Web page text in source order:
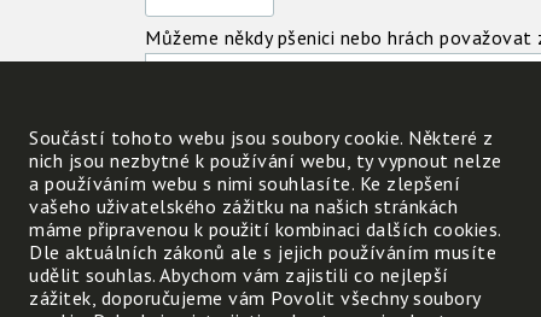
Můžeme někdy pšenici nebo hrách
prohlédnout si i jejich obrázky, nebo přinést
uspořádat výstavku běžných rostlin z okolí.
Součástí tohoto webu jsou soubory cookie. Některé z
nich jsou nezbytné k používání webu, ty vypnout nelze
a používáním webu s nimi souhlasíte. Ke zlepšení
vašeho uživatelského zážitku na našich stránkách
máme připravenou k použití kombinaci dalších cookies.
Dle aktuálních zákonů ale s jejich používáním musíte
udělit souhlas. Abychom vám zajistili co nejlepší
zážitek, doporučujeme vám Povolit všechny soubory